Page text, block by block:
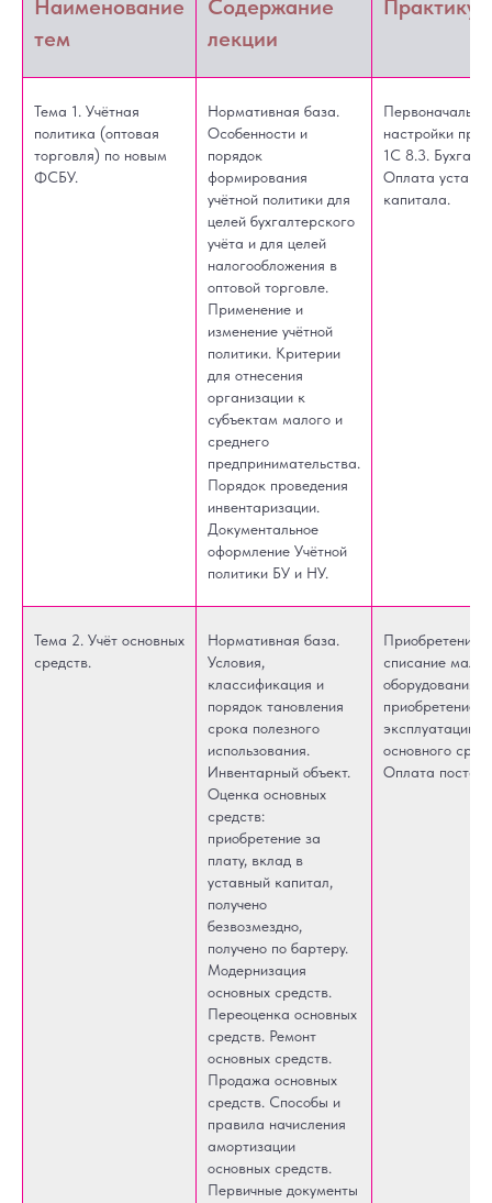
Наименование
тем
Содержание
лекции
Тема 1. Учётная
политика (оптовая
торговля) по новым
ФСБУ.
Нормативная база.
Особенности и
порядок
формирования
учётной политики для
целей бухгалтерского
учёта и для целей
налогообложения в
оптовой торговле.
Применение и
изменение учётной
политики. Критерии
для отнесения
организации к
субъектам малого и
среднего
предпринимательства.
Порядок проведения
инвентаризации.
Документальное
оформление Учётной
политики БУ и НУ.
настройки
1С 8.3.
Оплата
капитала.
Тема 2. Учёт основных
средств.
Нормативная база.
Условия,
классификация и
порядок тановления
срока полезного
использования.
Инвентарный объект.
Оценка основных
средств:
приобретение за
плату, вклад в
уставный капитал,
получено
безвозмездно,
получено по бартеру.
Модернизация
основных средств.
Переоценка основных
средств. Ремонт
основных средств.
Продажа основных
средств. Способы и
правила начисления
амортизации
основных средств.
Первичные документы
Приобретение и
списание
оборудования,
приобретение
эксплуатацию
основного
Оплата